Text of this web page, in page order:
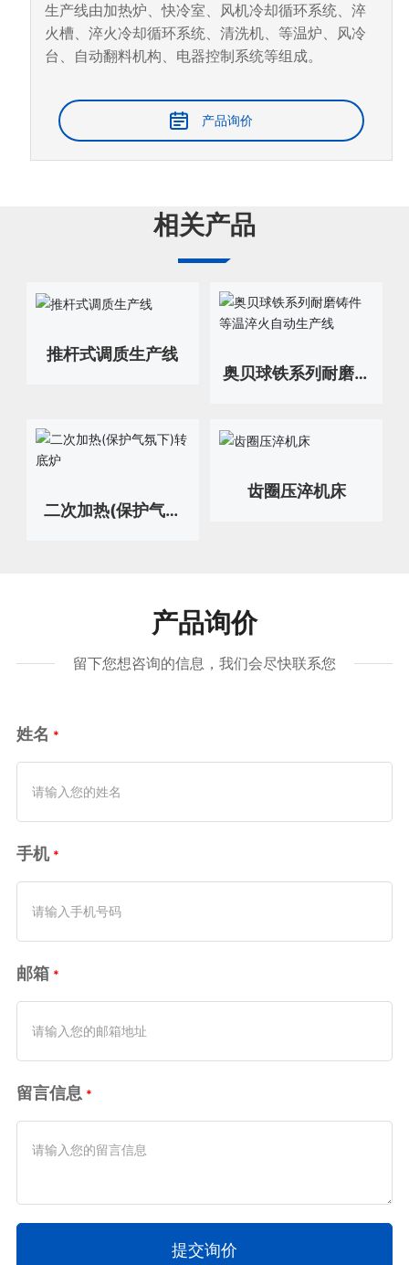
生产线由加热炉、快冷室、风机冷却循环系统、淬
火槽、淬火冷却循环系统、清洗机、等温炉、风冷
台、自动翻料机构、电器控制系统等组成。
产品询价
相关产品
推杆式调质生产线
奥贝球铁系列耐磨铸
二次加热(保护气氛
齿圈压淬机床
产品询价
留下您想咨询的信息，我们会尽快联系您
姓名
手机
邮箱
留言信息
提交询价